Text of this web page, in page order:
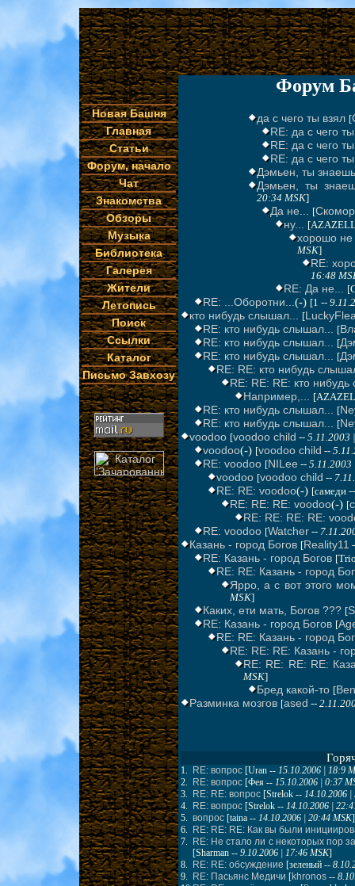
Новая Башня
Главная
Статьи
Форум, начало
Чат
Знакомства
Обзоры
Музыка
Библиотека
Галерея
Жители
Летопись
Поиск
Ссылки
Каталог
Письмо Завхозу
Форум
да с чего ты взял [
RE: да с чего
RE: да с чего
RE: да с чего
Дэмьен, ты
Дэмьен, ты
20:34 MSK]
Да не... [
ну...
хорошо не
MSK]
RE:
16:48
RE: Да не...
RE: ...Оборотни... (-) [1 --
кто нибудь слышал... [
RE: кто нибудь слышал...
[
RE: кто нибудь слышал...
[
RE: кто нибудь слышал...
[
RE: RE: кто нибудь
RE: RE: RE: кто
Например,...
RE: кто нибудь слышал... [
RE: кто нибудь слышал...
[
voodoo [voodoo child -- 5.11.2003
voodoo(-) [voodoo child --
RE: voodoo [NILee -- 5.11.2003
voodoo [voodoo child --
RE: RE: voodoo(-) [самеди
RE: RE: RE: voodoo(-) [
RE: RE: RE: RE:
RE: voodoo [Watcher --
Казань - город Богов [Reality11
RE: Казань - город Богов
RE: RE: Казань - город
Ярро, а с вот этого
MSK]
Каких, ети мать, Богов ??? [
RE: Казань - город Богов [
RE: RE: Казань - город
RE: RE: RE: Казань -
RE: RE: RE: RE:
MSK]
Бред какой-то [
Разминка мозгов [ased --
1. RE: вопрос [Uran -- 15.10.2006 | 18:9
2.
RE: вопрос [Фея -- 15.10.2006 | 0:37
3.
RE: RE: вопрос [Strelok -- 14.10.2006 |
4.
RE: вопрос [Strelok -- 14.10.2006 |
5. вопрос [taina -- 14.10.2006 | 20:44 MSK]
6.
RE: RE: RE: Как вы были
7.
RE: Не стало ли с некоторых пор
[Sharman -- 9.10.2006 | 17:46 MSK]
8.
RE: RE: обсуждение [зеленый --
9.
RE: Пасьянс Медичи [khronos --